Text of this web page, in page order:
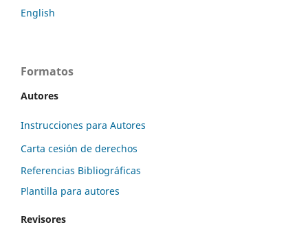
English
Formatos
Autores
Instrucciones para Autores
Carta cesión de derechos
Referencias Bibliográficas
Plantilla para autores
Revisores